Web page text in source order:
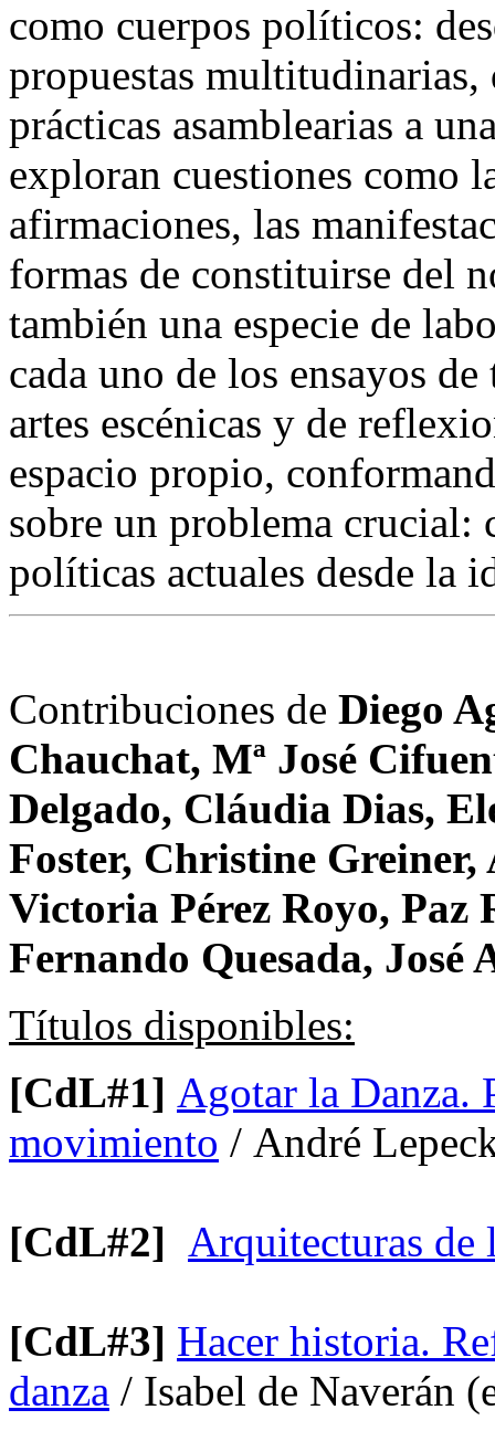
como cuerpos políticos:
propuestas multitudinarias,
prácticas asamblearias a
exploran cuestiones como
afirmaciones, las
formas de constituirse del
también una especie de
cada uno de los ensayos
artes escénicas y de
espacio propio,
sobre un problema crucial:
políticas actuales desde la
Contribuciones de Diego
Chauchat, Mª José
Delgado, Cláudia Dias,
Foster, Christine
Victoria Pérez Royo,
Fernando Quesada, José
Títulos disponibles:
[CdL#1] Agotar la Danza.
movimiento / André
[CdL#2] Arquitecturas de
[CdL#3] Hacer historia.
danza / Isabel de Naverán